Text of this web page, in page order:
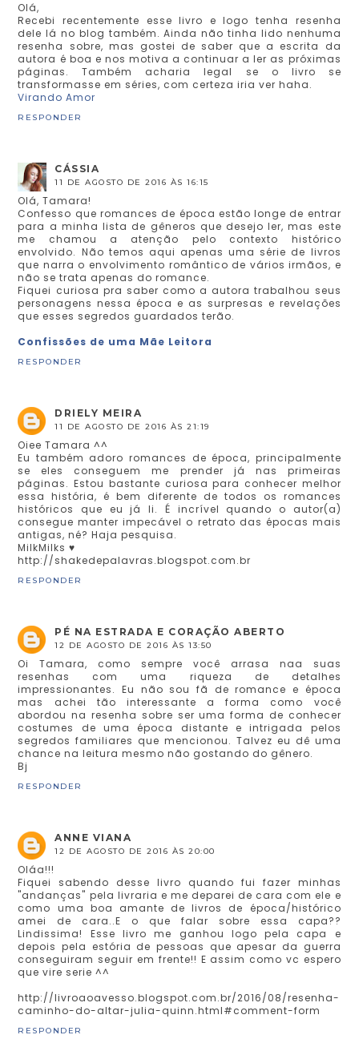
Olá,
Recebi recentemente esse livro e logo tenha resenha
dele lá no blog também. Ainda não tinha lido nenhuma
resenha sobre, mas gostei de saber que a escrita da
autora é boa e nos motiva a continuar a ler as próximas
páginas. Também acharia legal se o livro se
transformasse em séries, com certeza iria ver haha.
Virando Amor
RESPONDER
CÁSSIA
11 DE AGOSTO DE 2016 ÀS 16:15
Olá, Tamara!
Confesso que romances de época estão longe de entrar
para a minha lista de gêneros que desejo ler, mas este
me chamou a atenção pelo contexto histórico
envolvido. Não temos aqui apenas uma série de livros
que narra o envolvimento romântico de vários irmãos, e
não se trata apenas do romance.
Fiquei curiosa pra saber como a autora trabalhou seus
personagens nessa época e as surpresas e revelações
que esses segredos guardados terão.
Confissões de uma Mãe Leitora
RESPONDER
DRIELY MEIRA
11 DE AGOSTO DE 2016 ÀS 21:19
Oiee Tamara ^^
Eu também adoro romances de época, principalmente
se eles conseguem me prender já nas primeiras
páginas. Estou bastante curiosa para conhecer melhor
essa história, é bem diferente de todos os romances
históricos que eu já li. É incrível quando o autor(a)
consegue manter impecável o retrato das épocas mais
antigas, né? Haja pesquisa.
MilkMilks ♥
http://shakedepalavras.blogspot.com.br
RESPONDER
PÉ NA ESTRADA E CORAÇÃO ABERTO
12 DE AGOSTO DE 2016 ÀS 13:50
Oi Tamara, como sempre você arrasa naa suas
resenhas com uma riqueza de detalhes
impressionantes. Eu não sou fã de romance e época
mas achei tão interessante a forma como você
abordou na resenha sobre ser uma forma de conhecer
costumes de uma época distante e intrigada pelos
segredos familiares que mencionou. Talvez eu dê uma
chance na leitura mesmo não gostando do gênero.
Bj
RESPONDER
ANNE VIANA
12 DE AGOSTO DE 2016 ÀS 20:00
Oláa!!!
Fiquei sabendo desse livro quando fui fazer minhas
"andanças" pela livraria e me deparei de cara com ele e
como uma boa amante de livros de época/histórico
amei de cara..E o que falar sobre essa capa??
Lindissima! Esse livro me ganhou logo pela capa e
depois pela estória de pessoas que apesar da guerra
conseguiram seguir em frente!! E assim como vc espero
que vire serie ^^
http://livroaoavesso.blogspot.com.br/2016/08/resenha-
caminho-do-altar-julia-quinn.html#comment-form
RESPONDER